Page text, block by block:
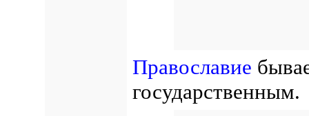
Православие
государственным.